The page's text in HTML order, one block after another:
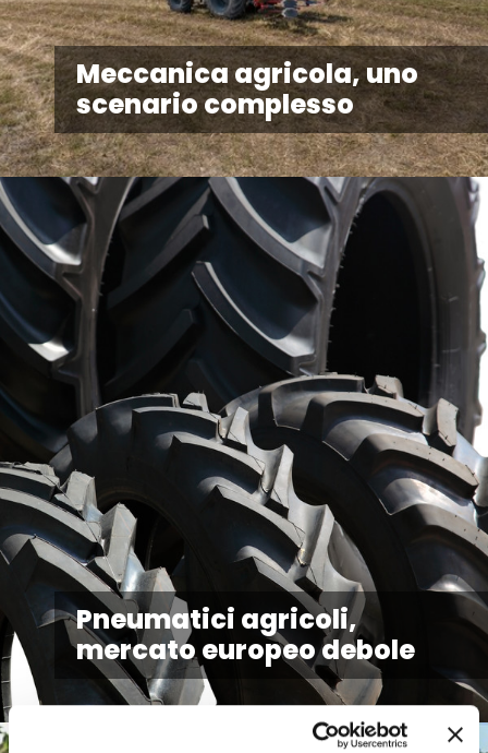
Meccanica agricola, uno
scenario complesso
Pneumatici agricoli,
mercato europeo debole